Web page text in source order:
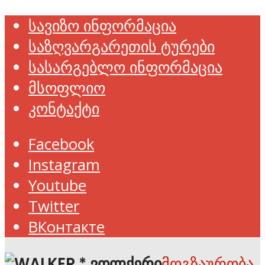
სავიზო ინფორმაცია
საზღვარგარეთის ტურები
სასარგებლო ინფორმაცია
მსოფლიო
კონტაქტი
Facebook
Instagram
Youtube
Twitter
ВКонтакте